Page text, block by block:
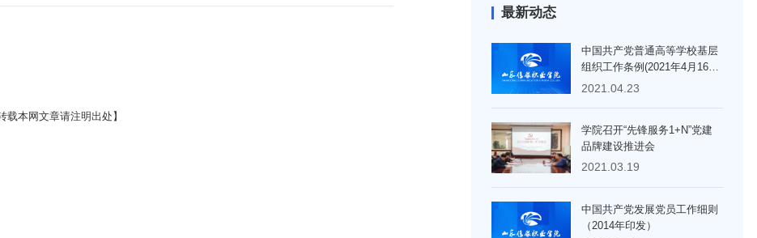
转载本网文章请注明出处】
最新动态
中国共产党普通高等学校基层
组织工作条例(2021年4月16日
中共中央发布)
2021.04.23
学院召开“先锋服务1+N”党建
品牌建设推进会
2021.03.19
中国共产党发展党员工作细则
（2014年印发）